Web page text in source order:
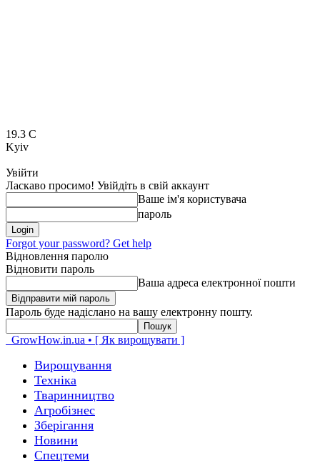
19.3 C
Kyiv
Увійти
Ласкаво просимо! Увійдіть в свій аккаунт
Ваше ім'я користувача
пароль
Forgot your password? Get help
Відновлення паролю
Відновити пароль
Ваша адреса електронної пошти
Пароль буде надіслано на вашу електронну пошту.
GrowHow.in.ua • [ Як вирощувати ]
Вирощування
Техніка
Тваринництво
Агробізнес
Зберігання
Новини
Спецтеми